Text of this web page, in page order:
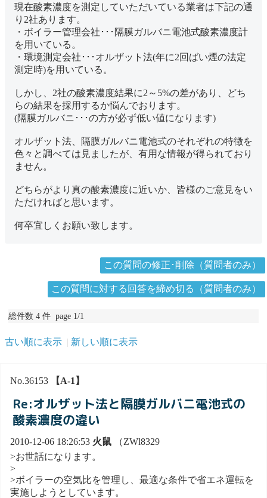
現在酸素濃度を測定していただいている業者は下記の通
り2社あります。
・ボイラー管理会社･･･隔膜ガルバニ電池式酸素濃度計
を用いている。
・環境測定会社･･･オルザット法(年に2回ばい煙の法定
測定時)を用いている。
しかし、2社の酸素濃度結果に2～5%の差があり、どち
らの結果を採用するか悩んでおります。
(隔膜ガルバニ･･･の方が必ず低い値になります)
オルザット法、隔膜ガルバニ電池式のそれぞれの特徴を
色々と調べては見ましたが、有用な情報が得られており
ません。
どちらがより真の酸素濃度に近いか、皆様のご意見をい
ただければと思います。
何卒宜しくお願い致します。
この質問の修正･削除（質問者のみ）
この質問に対する回答を締め切る（質問者のみ）
総件数 4 件 page 1/1
古い順に表示 新しい順に表示
No.36153 【A-1】
Re:オルザット法と隔膜ガルバニ電池式の
酸素濃度の違い
2010-12-06 18:26:53 火鼠 （ZWl8329
>お世話になります。
>
>ボイラーの空気比を管理し、最適な条件で省エネ運転を
実施しようとしています。